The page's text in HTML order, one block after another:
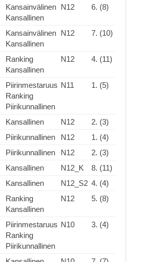
Kansainvälinen
Kansallinen
N12 6. (8)
Kansainvälinen
Kansallinen
N12 7. (10)
Ranking
Kansallinen
N12 4. (11)
Piirinmestaruus
Ranking
Piirikunnallinen
N11 1. (5)
Kansallinen N12
2. (3)
Piirikunnallinen N12
1. (4)
Piirikunnallinen N12
2. (3)
Kansallinen N12_K
8. (11)
Kansallinen N12_S2 4. (4)
Ranking
Kansallinen
N12 5. (8)
Piirinmestaruus
Ranking
Piirikunnallinen
N10 3. (4)